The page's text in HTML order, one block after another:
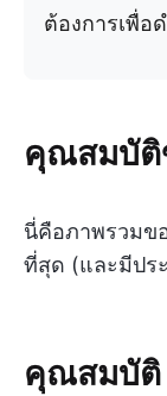
ต้องการเพื่อ
คุณสมบัติ
นี่คือภาพรวมข
ที่สุด (และมีปร
คุณสมบัติ